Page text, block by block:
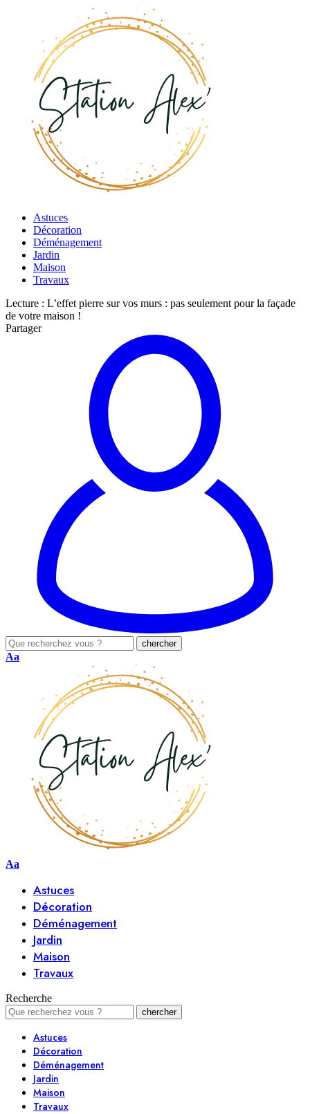
Astuces
Décoration
Déménagement
Jardin
Maison
Travaux
Lecture : L’effet pierre sur vos murs : pas seulement pour la façade
de votre maison !
Partager
Aa
Aa
Astuces
Décoration
Déménagement
Jardin
Maison
Travaux
Recherche
Astuces
Décoration
Déménagement
Jardin
Maison
Travaux